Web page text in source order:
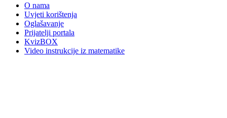
O nama
Uvjeti korištenja
Oglašavanje
Prijatelji portala
KvizBOX
Video instrukcije iz matematike